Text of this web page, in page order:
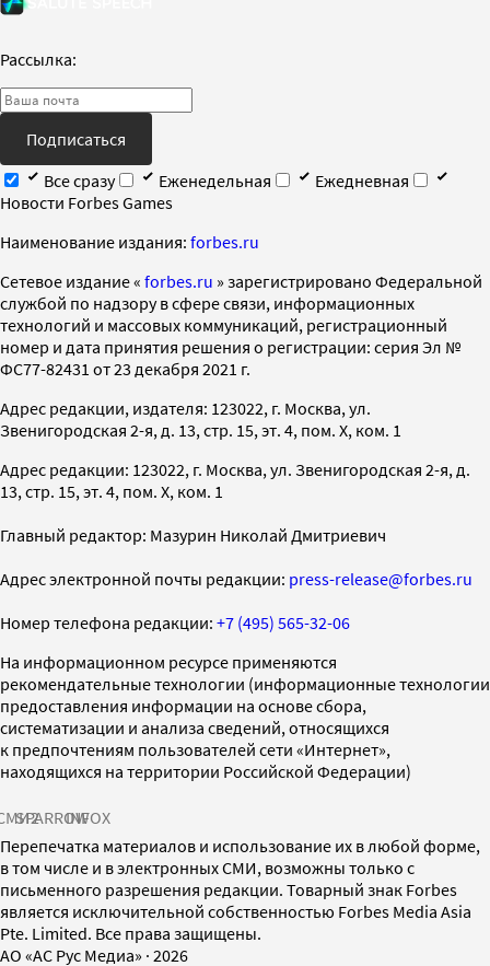
Рассылка:
Подписаться
Все сразу
Еженедельная
Ежедневная
Новости Forbes Games
Наименование издания: forbes.ru
Cетевое издание « forbes.ru » зарегистрировано Федеральной
службой по надзору в сфере связи, информационных
технологий и массовых коммуникаций, регистрационный
номер и дата принятия решения о регистрации: серия Эл №
ФС77-82431 от 23 декабря 2021 г.
Адрес редакции, издателя: 123022, г. Москва, ул.
Звенигородская 2-я, д. 13, стр. 15, эт. 4, пом. X, ком. 1
Адрес редакции: 123022, г. Москва, ул. Звенигородская 2-я, д.
13, стр. 15, эт. 4, пом. X, ком. 1
Главный редактор: Мазурин Николай Дмитриевич
Адрес электронной почты редакции: press-release@forbes.ru
Номер телефона редакции: +7 (495) 565-32-06
На информационном ресурсе применяются
рекомендательные технологии (информационные технологии
предоставления информации на основе сбора,
систематизации и анализа сведений, относящихся
к предпочтениям пользователей сети «Интернет»,
находящихся на территории Российской Федерации)
SPARROWINFOX
Перепечатка материалов и использование их в любой форме,
в том числе и в электронных СМИ, возможны только с
письменного разрешения редакции. Товарный знак Forbes
является исключительной собственностью Forbes Media Asia
Pte. Limited. Все права защищены.
AO «АС Рус Медиа» · 2026